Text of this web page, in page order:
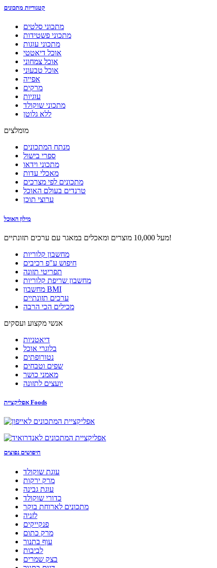
קטגוריות מתכונים
מתכוני סלטים
מתכוני פשטידות
מתכוני עוגות
אוכל דיאטטי
אוכל צמחוני
אוכל טבעוני
אפייה
מרקים
עוגיות
מתכוני שוקולד
ללא גלוטן
מומלצים
מנתח המתכונים
ספרי בישול
מתכוני וידאו
מאכלי עדות
מתכונים לפי מצרכים
טרנדים בעולם האוכל
ערוצי תוכן
מילון האוכל
מעל 10,000 מוצרים ומאכלים במאגר עם ערכים תזונתיים!
מחשבון קלוריות
חיפוש ע"פ רכיבים
תפריטי תזונה
מחשבון שריפת קלוריות
מחשבון BMI
ערכים תזונתיים
מכילים הכי הרבה
אנשי מקצוע ועסקים
דיאטניות
בלוגרי אוכל
נטורופתים
שפים וטבחים
מאמני כושר
יועצים לתזונה
אפליקציית Foods
חיפושים נפוצים
עוגת שוקולד
מרק ירקות
עוגת גבינה
כדורי שוקולד
מתכונים לארוחת בוקר
לזניה
פנקייקים
מרק כתום
עוף בתנור
לביבות
בצק שמרים